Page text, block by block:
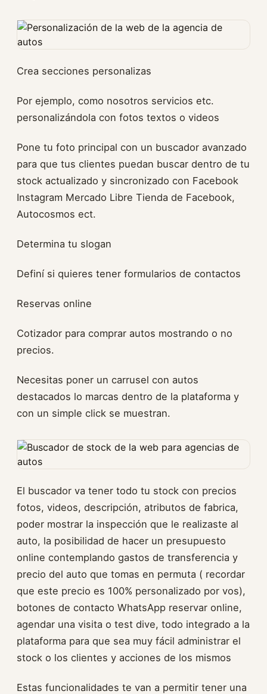
Crea secciones personalizas
Por ejemplo, como nosotros servicios etc.
personalizándola con fotos textos o videos
Pone tu foto principal con un buscador avanzado
para que tus clientes puedan buscar dentro de tu
stock actualizado y sincronizado con Facebook
Instagram Mercado Libre Tienda de Facebook,
Autocosmos ect.
Determina tu slogan
Definí si quieres tener formularios de contactos
Reservas online
Cotizador para comprar autos mostrando o no
precios.
Necesitas poner un carrusel con autos
destacados lo marcas dentro de la plataforma y
con un simple click se muestran.
El buscador va tener todo tu stock con precios
fotos, videos, descripción, atributos de fabrica,
poder mostrar la inspección que le realizaste al
auto, la posibilidad de hacer un presupuesto
online contemplando gastos de transferencia y
precio del auto que tomas en permuta ( recordar
que este precio es 100% personalizado por vos),
botones de contacto WhatsApp reservar online,
agendar una visita o test dive, todo integrado a la
plataforma para que sea muy fácil administrar el
stock o los clientes y acciones de los mismos
Estas funcionalidades te van a permitir tener una